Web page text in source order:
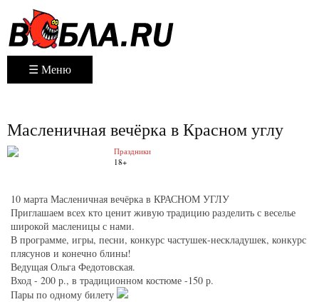
☰ Меню
Масленичная вечёрка в Красном углу
Праздники
18+
10 марта Масленичная вечёрка в КРАСНОМ УГЛУ
Приглашаем всех кто ценит живую традицию разделить с веселье
широкой масленицы с нами.
В программе, игры, песни, конкурс частушек-нескладушек, конкурс
плясунов и конечно блины!
Ведущая Ольга Федотовская.
Вход - 200 р., в традиционном костюме -150 р.
Пары по одному билету